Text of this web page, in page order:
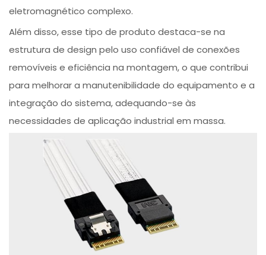
eletromagnético complexo.
Além disso, esse tipo de produto destaca-se na
estrutura de design pelo uso confiável de conexões
removíveis e eficiência na montagem, o que contribui
para melhorar a manutenibilidade do equipamento e a
integração do sistema, adequando-se às
necessidades de aplicação industrial em massa.